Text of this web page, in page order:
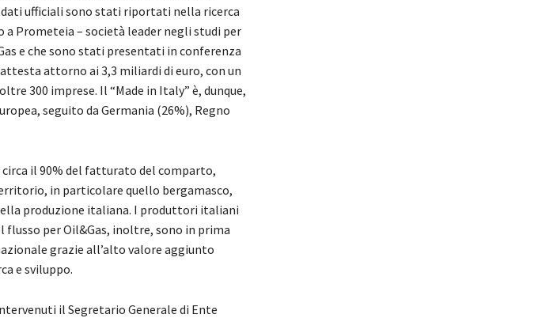
ufficiali sono stati riportati nella ricerca
Prometeia – società leader negli studi per
e che sono stati presentati in conferenza
attorno ai 3,3 miliardi di euro, con un
300 imprese. Il “Made in Italy” è, dunque,
seguito da Germania (26%), Regno
il 90% del fatturato del comparto,
in particolare quello bergamasco,
produzione italiana. I produttori italiani
per Oil&Gas, inoltre, sono in prima
grazie all’alto valore aggiunto
e sviluppo.
il Segretario Generale di Ente